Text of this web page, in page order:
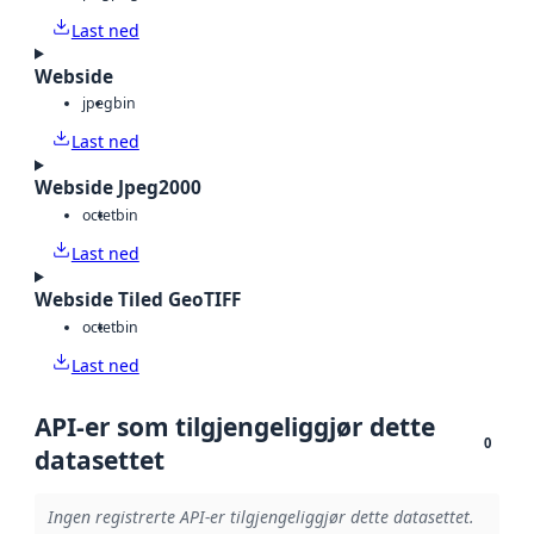
Last ned
Webside
jpegbin
Last ned
Webside Jpeg2000
octetbin
Last ned
Webside Tiled GeoTIFF
octetbin
Last ned
API-er som tilgjengeliggjør dette
datasettet
0
Ingen registrerte API-er tilgjengeliggjør dette datasettet.